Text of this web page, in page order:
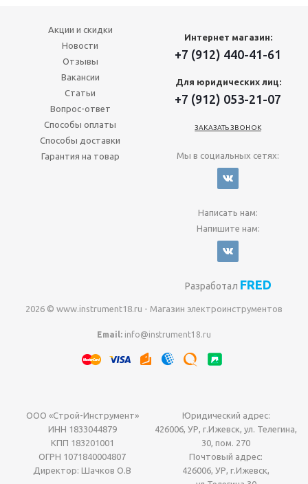
Акции и скидки
Новости
Отзывы
Вакансии
Статьи
Вопрос-ответ
Способы оплаты
Способы доставки
Гарантия на товар
Интернет магазин:
+7 (912) 440-41-61
Для юридических лиц:
+7 (912) 053-21-07
ЗАКАЗАТЬ ЗВОНОК
Мы в социальных сетях:
Написать нам:
Напишите нам:
Разработал FRED
2026 © www.instrument18.ru - Магазин электроинструментов
Email: info@instrument18.ru
ООО «Строй-Инструмент»
ИНН 1833044879
КПП 183201001
ОГРН 1071840004807
Директор: Шачков О.В
Юридический адрес:
426006, УР, г.Ижевск, ул. Телегина,
30, пом. 270
Почтовый адрес:
426006, УР, г.Ижевск,